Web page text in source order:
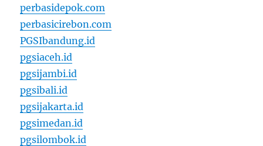
perbasidepok.com
perbasicirebon.com
PGSIbandung.id
pgsiaceh.id
pgsijambi.id
pgsibali.id
pgsijakarta.id
pgsimedan.id
pgsilombok.id